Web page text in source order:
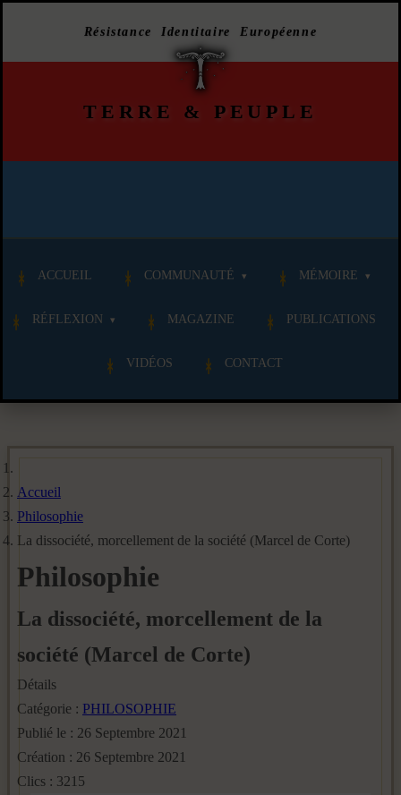
Résistance Identitaire Européenne
TERRE & PEUPLE
ACCUEIL COMMUNAUTÉ MÉMOIRE
RÉFLEXION MAGAZINE PUBLICATIONS
VIDÉOS CONTACT
Accueil
Philosophie
La dissociété, morcellement de la société (Marcel de Corte)
Philosophie
La dissociété, morcellement de la
société (Marcel de Corte)
Détails
Catégorie : PHILOSOPHIE
Publié le : 26 Septembre 2021
Création : 26 Septembre 2021
Clics : 3215